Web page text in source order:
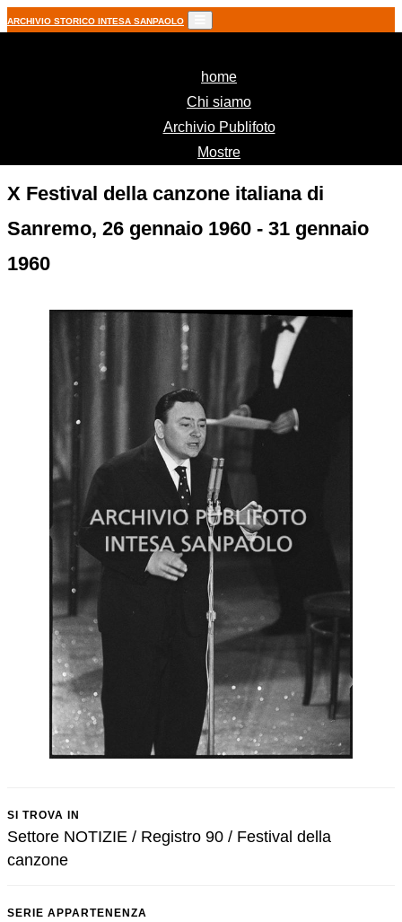
ARCHIVIO STORICO INTESA SANPAOLO
home(current)
Chi siamo
Archivio Publifoto
Mostre
X Festival della canzone italiana di
Sanremo, 26 gennaio 1960 - 31 gennaio
1960
SI TROVA IN
Settore NOTIZIE / Registro 90 / Festival della
canzone
SERIE APPARTENENZA